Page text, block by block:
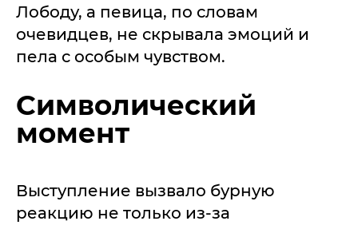
Лободу, а певица, по словам
очевидцев, не скрывала эмоций и
пела с особым чувством.
Символический
момент
Выступление вызвало бурную
реакцию не только из-за